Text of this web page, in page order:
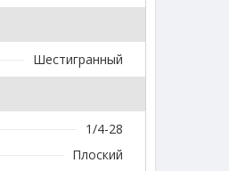
Шестигранный
1/4-28
Плоский